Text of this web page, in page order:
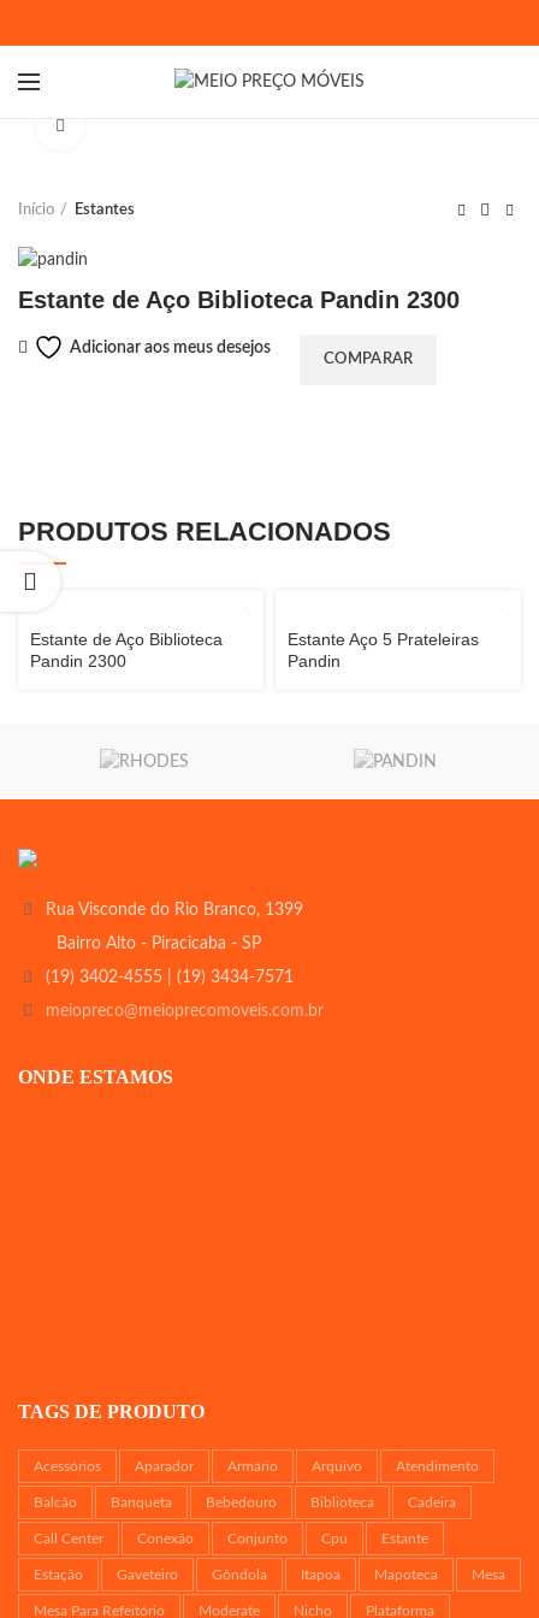
Início Estantes
Estante de Aço Biblioteca Pandin 2300
Adicionar aos meus desejos
COMPARAR
PRODUTOS RELACIONADOS
Estante de Aço Biblioteca
Pandin 2300
Estante Aço 5 Prateleiras
Pandin
Rua Visconde do Rio Branco, 1399
Bairro Alto - Piracicaba - SP
(19) 3402-4555 | (19) 3434-7571
meiopreco@meioprecomoveis.com.br
ONDE ESTAMOS
TAGS DE PRODUTO
Acessórios Aparador Armário Arquivo Atendimento
Balcão Banqueta Bebedouro Biblioteca Cadeira
Call Center Conexão Conjunto Cpu Estante
Estação Gaveteiro Gôndola Itapoa Mapoteca Mesa
Mesa Para Refeitório Moderate Nicho Plataforma